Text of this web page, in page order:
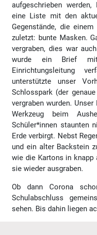
aufgeschrieben
eine Liste mit den
Gegenstände, die
zuletzt: bunte Masken.
vergraben, dies war
wurde ein Brief
Einrichtungsleitung
unterstützte unser
Schlosspark (der
vergraben wurden.
Werkzeug beim
Schüler*innen staunten
Erde verbirgt. Nebst
und ein alter Backstein
wie die Kartons in knapp
sie wieder ausgraben.
Ob dann Corona
Schulabschluss
sehen. Bis dahin liegen